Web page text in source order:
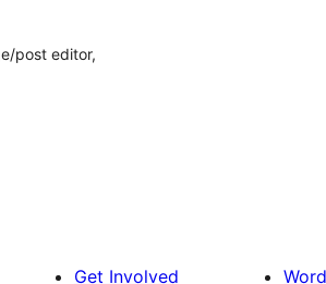
post editor,
Get Involved